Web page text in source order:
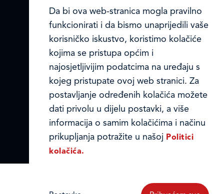
Privacy notice and Cookies
© LEDO plus d.o.o. 2026.
Da bi ova web-stranica mogla pravilno
funkcionirati i da bismo unaprijedili vaše
korisničko iskustvo, koristimo kolačiće
kojima se pristupa općim i
najosjetljivijim podatcima na uređaju s
kojeg pristupate ovoj web stranici. Za
postavljanje određenih kolačića možete
dati privolu u dijelu postavki, a više
informacija o samim kolačićima i načinu
prikupljanja potražite u našoj Politici
kolačića.
Nužni (tehnički) kolačići
Nužni kolačići omogućuju osnovne
funkcionalnosti. Bez ovih kolačića, web-
stranica ne može pravilno funkcionirati,
a isključiti ih možete mijenjanjem
postavki u svome web-pregledniku.